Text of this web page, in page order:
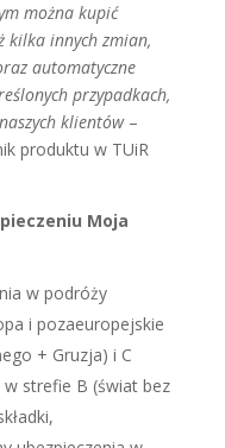
można kupić
kilka innych zmian,
automatyczne
przypadkach,
klientów –
produktu w TUiR
Moja
w podróży
i pozaeuropejskie
+ Gruzja) i C
w strefie B (świat bez